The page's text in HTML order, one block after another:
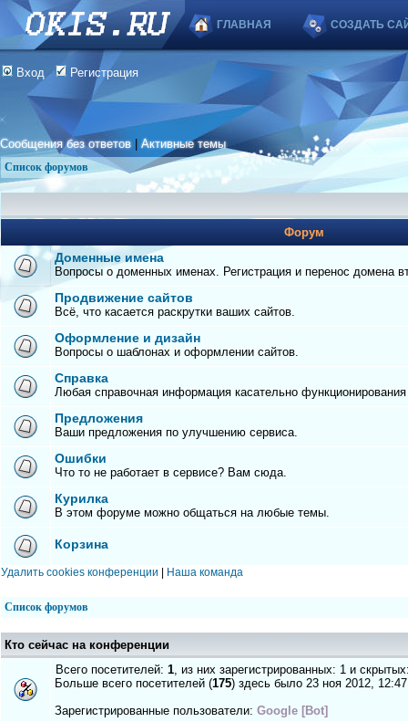
ГЛАВНАЯ СОЗДАТЬ
Вход Регистрация
Сообщения без ответов |Активные темы
Список форумов
Форум
Доменные имена
Вопросы о доменных именах. Регистрация и перенос домена
Продвижение сайтов
Всё, что касается раскрутки ваших сайтов.
Оформление и дизайн
Вопросы о шаблонах и оформлении сайтов.
Справка
Любая справочная информация касательно
Предложения
Ваши предложения по улучшению сервиса.
Ошибки
Что то не работает в сервисе? Вам сюда.
Курилка
В этом форуме можно общаться на любые темы.
Корзина
Удалить cookies конференции Наша команда
Список форумов
Кто сейчас на конференции
Всего посетителей: 1, из них зарегистрированных: 1 и
Больше всего посетителей (175) здесь было 23 ноя 2012, 12:47
Зарегистрированные пользователи: Google [Bot]